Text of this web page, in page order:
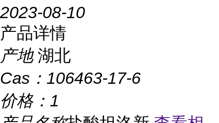
2023-08-10
产品详情
产地 湖北
Cas： 106463-17-6
价格： 1